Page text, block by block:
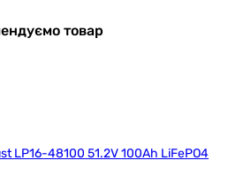
товар
LP16-48100 51.2V 100Ah LiFePO4